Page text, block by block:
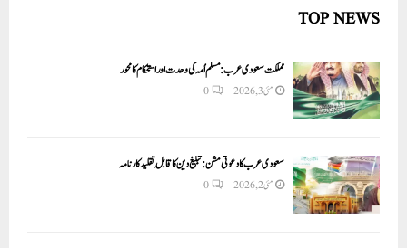
TOP NEWS
مملکت سعودی عرب: مسلم اُمہ کی وحدت اور استحکام کا محور
مئی 3, 2026 0
سعودی عرب کا دعوتی مشن: تبلیغ دین کا قابلِ تقلید کارنامہ
مئی 2, 2026 0